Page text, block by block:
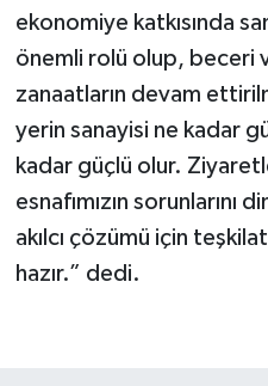
ekonomiye katkısında
önemli rolü olup, beceri
zanaatların devam
yerin sanayisi ne kadar
kadar güçlü olur.
esnafımızın
akılcı çözümü için
hazır.” dedi.